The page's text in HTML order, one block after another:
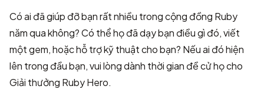
Có ai đã giúp đỡ bạn rất nhiều trong cộng đồng Ruby
năm qua không? Có thể họ đã dạy bạn điều gì đó, viết
một gem, hoặc hỗ trợ kỹ thuật cho bạn? Nếu ai đó hiện
lên trong đầu bạn, vui lòng dành thời gian đề cử họcho
Giải thưởng Ruby Hero.